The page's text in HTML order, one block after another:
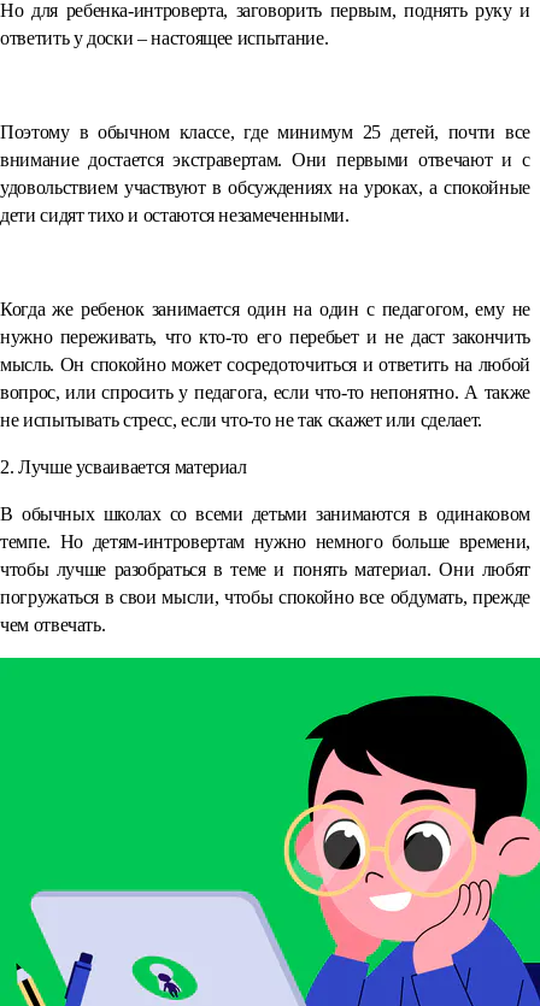
Но для ребенка-интроверта, заговорить первым, поднять руку и
ответить у доски – настоящее испытание.
Поэтому в обычном классе, где минимум 25 детей, почти все
внимание достается экстравертам. Они первыми отвечают и с
удовольствием участвуют в обсуждениях на уроках, а спокойные
дети сидят тихо и остаются незамеченными.
Когда же ребенок занимается один на один с педагогом, ему не
нужно переживать, что кто-то его перебьет и не даст закончить
мысль. Он спокойно может сосредоточиться и ответить на любой
вопрос, или спросить у педагога, если что-то непонятно. А также
не испытывать стресс, если что-то не так скажет или сделает.
2. Лучше усваивается материал
В обычных школах со всеми детьми занимаются в одинаковом
темпе. Но детям-интровертам нужно немного больше времени,
чтобы лучше разобраться в теме и понять материал. Они любят
погружаться в свои мысли, чтобы спокойно все обдумать, прежде
чем отвечать.